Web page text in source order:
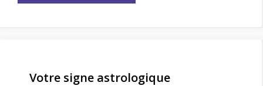
Votre signe astrologique